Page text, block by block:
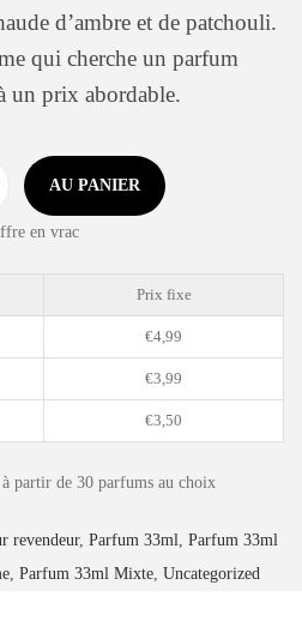
d’ambre et de patchouli.
qui cherche un parfum
un prix abordable.
AU PANIER
en vrac
Prix fixe
€4,99
€3,99
€3,50
partir de 30 parfums au choix
revendeur, Parfum 33ml, Parfum 33ml
, Parfum 33ml Mixte, Uncategorized